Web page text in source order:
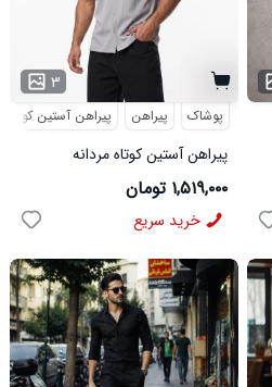
۳
پوشاک پیراهن پیراهن آستین کوتاه
پیراهن آستین کوتاه مردانه
مراکشی ساده پنبه پلی استر طوسی
مدل 50936
۱,۵۱۹,۰۰۰ تومان
خرید سریع